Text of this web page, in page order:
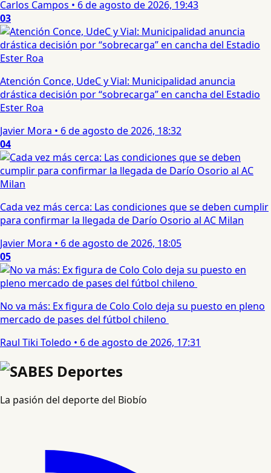
Carlos Campos • 6 de agosto de 2026, 19:43
03
Atención Conce, UdeC y Vial: Municipalidad anuncia
drástica decisión por “sobrecarga” en cancha del Estadio
Ester Roa
Javier Mora • 6 de agosto de 2026, 18:32
04
Cada vez más cerca: Las condiciones que se deben cumplir
para confirmar la llegada de Darío Osorio al AC Milan
Javier Mora • 6 de agosto de 2026, 18:05
05
No va más: Ex figura de Colo Colo deja su puesto en pleno
mercado de pases del fútbol chileno
Raul Tiki Toledo • 6 de agosto de 2026, 17:31
La pasión del deporte del Biobío